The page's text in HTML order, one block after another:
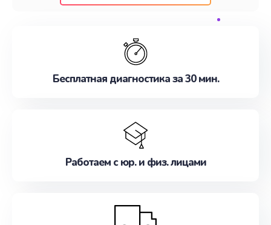
наилучшим образом. Не медлите записаться на
Бесплатная диагностика за 30 мин.
Работаем с юр. и физ. лицами